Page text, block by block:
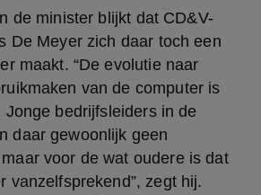
de minister blijkt dat CD&V-
De Meyer zich daar toch een
maakt. “De evolutie naar
van de computer is
bedrijfsleiders in de
daar gewoonlijk geen
voor de wat oudere is dat
vanzelfsprekend”, zegt hij.